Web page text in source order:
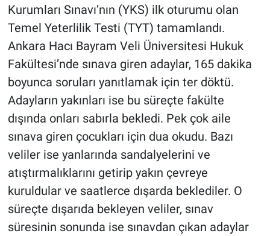
Kurumları Sınavı’nın (YKS) ilk oturumu olan
Temel Yeterlilik Testi (TYT) tamamlandı.
Ankara Hacı Bayram Veli Üniversitesi Hukuk
Fakültesi’nde sınava giren adaylar, 165 dakika
boyunca soruları yanıtlamak için ter döktü.
Adayların yakınları ise bu süreçte fakülte
dışında onları sabırla bekledi. Pek çok aile
sınava giren çocukları için dua okudu. Bazı
veliler ise yanlarında sandalyelerini ve
atıştırmalıklarını getirip yakın çevreye
kuruldular ve saatlerce dışarda beklediler. O
süreçte dışarıda bekleyen veliler, sınav
süresinin sonunda ise sınavdan çıkan adaylar